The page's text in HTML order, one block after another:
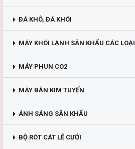
ĐÁ KHÔ, ĐÁ KHÓI
MÁY KHÓI LẠNH SÂN KHẤU CÁC LOẠI
MÁY PHUN CO2
MÁY BẮN KIM TUYẾN
ÁNH SÁNG SÂN KHẤU
BỘ RÓT CÁT LỄ CƯỚI